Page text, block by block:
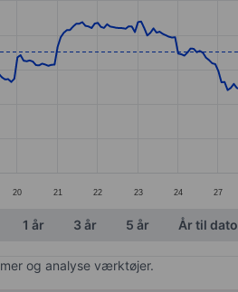
ranges from 31.66 to 43.93.
20 21 22 23 24 27
1 år 3 år 5 år År til dato
og analyse værktøjer.